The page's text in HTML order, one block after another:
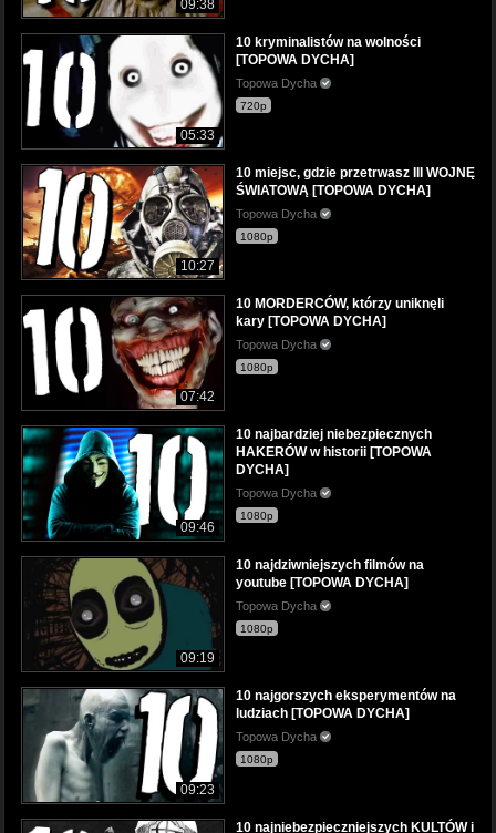
09:38
05:33
10 kryminalistów na wolności
[TOPOWA DYCHA]
Topowa Dycha
720p
10:27
10 miejsc, gdzie przetrwasz III WOJNĘ
ŚWIATOWĄ [TOPOWA DYCHA]
Topowa Dycha
1080p
07:42
10 MORDERCÓW, którzy uniknęli
kary [TOPOWA DYCHA]
Topowa Dycha
1080p
09:46
10 najbardziej niebezpiecznych
HAKERÓW w historii [TOPOWA
DYCHA]
Topowa Dycha
1080p
09:19
10 najdziwniejszych filmów na
youtube [TOPOWA DYCHA]
Topowa Dycha
1080p
09:23
10 najgorszych eksperymentów na
ludziach [TOPOWA DYCHA]
Topowa Dycha
1080p
10 najniebezpieczniejszych KULTÓW i